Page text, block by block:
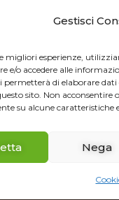
Gestisci
migliori esperienze,
e/o accedere alle
permetterà di elaborare
sito. Non acconsentire
su alcune caratteristiche
Nega